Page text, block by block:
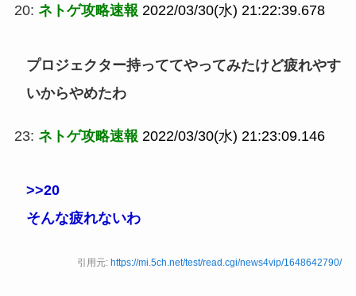
20: ネトゲ攻略速報 2022/03/30(水) 21:22:39.678
プロジェクター持っててやってみたけど疲れやす
いからやめたわ
23: ネトゲ攻略速報 2022/03/30(水) 21:23:09.146
>>20
そんな疲れないわ
引用元: https://mi.5ch.net/test/read.cgi/news4vip/1648642790/